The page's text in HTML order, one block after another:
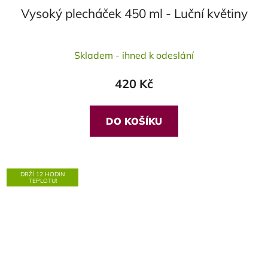
Vysoký plecháček 450 ml - Luční květiny
Skladem - ihned k odeslání
420 Kč
DO KOŠÍKU
DRŽÍ 12 HODIN
TEPLOTU!